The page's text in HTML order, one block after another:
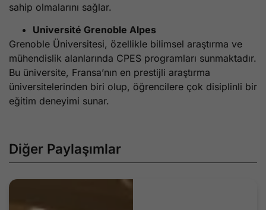
sahip olmalarını sağlar.
Université Grenoble Alpes
Grenoble Üniversitesi, özellikle bilimsel araştırma ve
mühendislik alanlarında CPES programları sunmaktadır.
Bu üniversite, Fransa’nın en prestijli araştırma
üniversitelerinden biri olup, öğrencilere çok disiplinli bir
eğitim deneyimi sunar.
Diğer Paylaşımlar